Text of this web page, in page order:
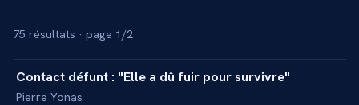
75 résultats · page 1/2
REPORTAGE
Contact défunt : "Elle a dû fuir pour survivre"
Pierre Yonas